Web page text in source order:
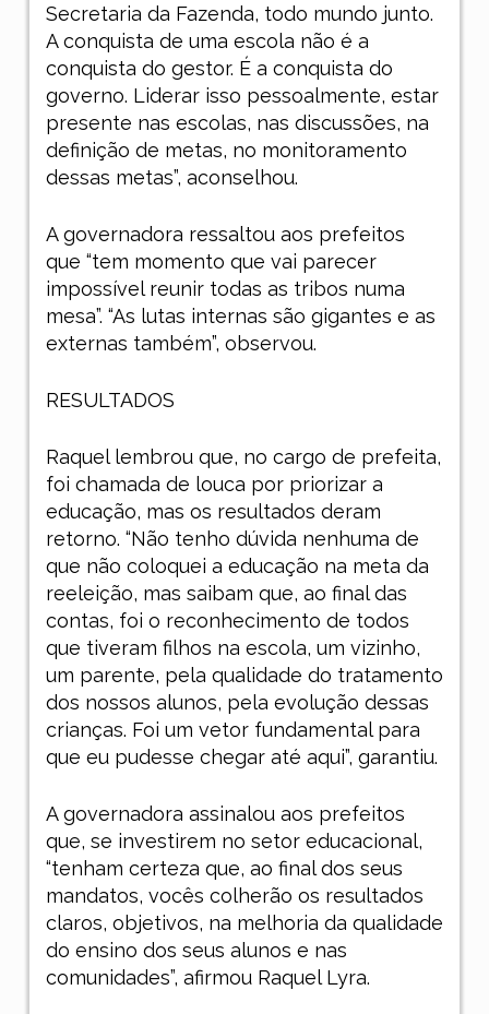
Secretaria da Fazenda, todo mundo junto.
A conquista de uma escola não é a
conquista do gestor. É a conquista do
governo. Liderar isso pessoalmente, estar
presente nas escolas, nas discussões, na
definição de metas, no monitoramento
dessas metas”, aconselhou.
A governadora ressaltou aos prefeitos
que “tem momento que vai parecer
impossível reunir todas as tribos numa
mesa”. “As lutas internas são gigantes e as
externas também”, observou.
RESULTADOS
Raquel lembrou que, no cargo de prefeita,
foi chamada de louca por priorizar a
educação, mas os resultados deram
retorno. “Não tenho dúvida nenhuma de
que não coloquei a educação na meta da
reeleição, mas saibam que, ao final das
contas, foi o reconhecimento de todos
que tiveram filhos na escola, um vizinho,
um parente, pela qualidade do tratamento
dos nossos alunos, pela evolução dessas
crianças. Foi um vetor fundamental para
que eu pudesse chegar até aqui”, garantiu.
A governadora assinalou aos prefeitos
que, se investirem no setor educacional,
“tenham certeza que, ao final dos seus
mandatos, vocês colherão os resultados
claros, objetivos, na melhoria da qualidade
do ensino dos seus alunos e nas
comunidades”, afirmou Raquel Lyra.